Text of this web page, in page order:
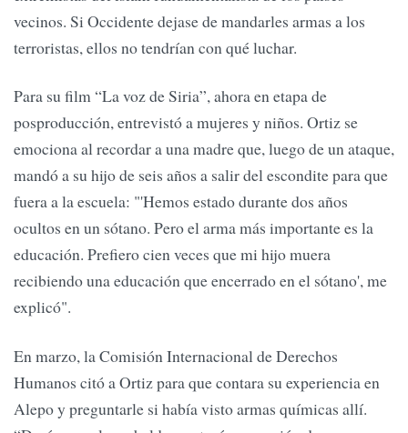
vecinos. Si Occidente dejase de mandarles armas a los
terroristas, ellos no tendrían con qué luchar.
Para su film “La voz de Siria”, ahora en etapa de
posproducción, entrevistó a mujeres y niños. Ortiz se
emociona al recordar a una madre que, luego de un ataque,
mandó a su hijo de seis años a salir del escondite para que
fuera a la escuela: "'Hemos estado durante dos años
ocultos en un sótano. Pero el arma más importante es la
educación. Prefiero cien veces que mi hijo muera
recibiendo una educación que encerrado en el sótano', me
explicó".
En marzo, la Comisión Internacional de Derechos
Humanos citó a Ortiz para que contara su experiencia en
Alepo y preguntarle si había visto armas químicas allí.